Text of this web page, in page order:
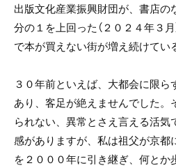
出版文化産業振興財団が、書店の
分の１を上回った（２０２４年３
で本が買えない街が増え続けてい
３０年前といえば、大都会に限
あり、客足が絶えませんでした。
られない、異常とさえ言える活
感がありますが、私は祖父が京都
を２０００年に引き継ぎ、何とか